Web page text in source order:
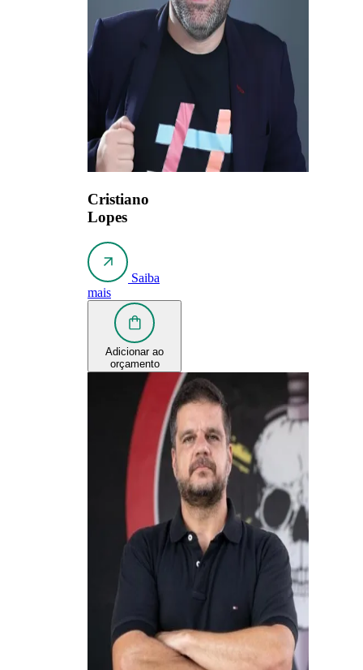
Cristiano
Lopes
Saiba
mais
Adicionar ao
orçamento